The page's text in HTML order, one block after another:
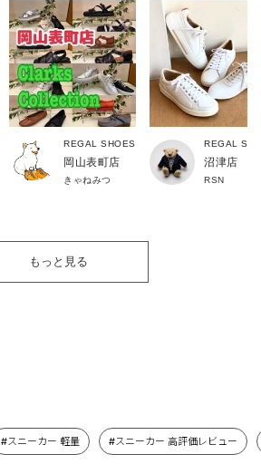
REGAL SHOES
岡山表町店
きゃねみつ
REGAL
沼津店
RSN
もっと見る
#スニーカー 軽量 #スニーカー 高評価レビュー